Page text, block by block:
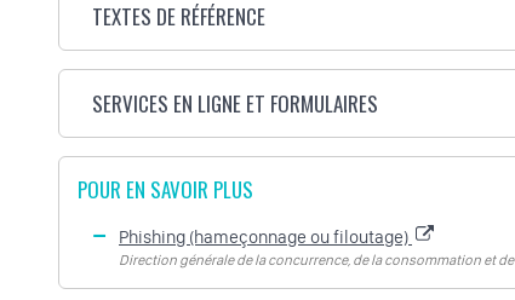
TEXTES DE RÉFÉRENCE
SERVICES EN LIGNE ET FORMULAIRES
POUR EN SAVOIR PLUS
Phishing (hameçonnage ou filoutage)
Direction générale de la concurrence, de la consommation et